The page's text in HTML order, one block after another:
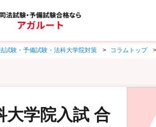
試験・予備試験・法科大学院対策 コラムトップ
大学院入試 合